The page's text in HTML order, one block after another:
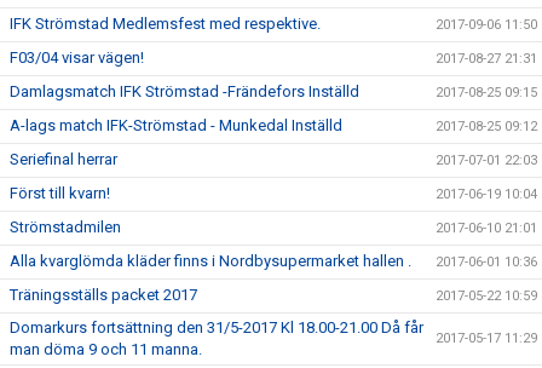
IFK Strömstad Medlemsfest med respektive. 2017-09-06 11:50
F03/04 visar vägen! 2017-08-27 21:31
Damlagsmatch IFK Strömstad -Frändefors Inställd 2017-08-25 09:15
A-lags match IFK-Strömstad - Munkedal Inställd 2017-08-25 09:12
Seriefinal herrar 2017-07-01 22:03
Först till kvarn! 2017-06-19 10:04
Strömstadmilen 2017-06-10 21:01
Alla kvarglömda kläder finns i Nordbysupermarket hallen . 2017-06-01 10:36
Träningsställs packet 2017 2017-05-22 10:59
Domarkurs fortsättning den 31/5-2017 Kl 18.00-21.00 Då får
man döma 9 och 11 manna.
2017-05-17 11:29